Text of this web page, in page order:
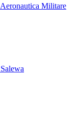
Aeronautica Militare
Salewa